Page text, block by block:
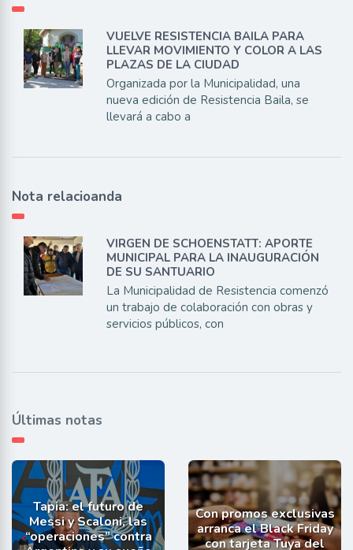
VUELVE RESISTENCIA BAILA PARA
LLEVAR MOVIMIENTO Y COLOR A LAS
PLAZAS DE LA CIUDAD
Organizada por la Municipalidad, una
nueva edición de Resistencia Baila, se
llevará a cabo a
Nota relacioanda
VIRGEN DE SCHOENSTATT: APORTE
MUNICIPAL PARA LA INAUGURACIÓN
DE SU SANTUARIO
La Municipalidad de Resistencia comenzó
un trabajo de colaboración con obras y
servicios públicos, con
Últimas notas
Tapia: el futuro de
Messi y Scaloni, las
“operaciones” contra
Con promos exclusivas
arranca el Black Friday
con tarjeta Tuya del